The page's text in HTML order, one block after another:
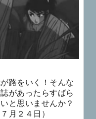
路をいく！そんな
があったらすばら
と思いませんか？
７月２４日）